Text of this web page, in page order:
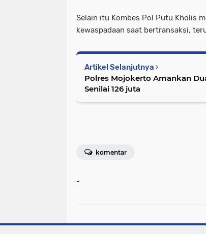
Selain itu Kombes Pol Putu Kholis
kewaspadaan saat bertransaksi,
Artikel Selanjutnya
Polres Mojokerto Amankan
Senilai 126 juta
komentar
-